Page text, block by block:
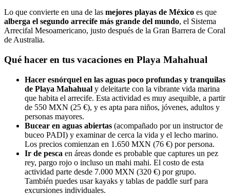
Lo que convierte en una de las mejores playas de México es que
alberga el segundo arrecife más grande del mundo, el Sistema
Arrecifal Mesoamericano, justo después de la Gran Barrera de Coral
de Australia.
Qué hacer en tus vacaciones en Playa Mahahual
Hacer esnórquel en las aguas poco profundas y tranquilas
de Playa Mahahual y deleitarte con la vibrante vida marina
que habita el arrecife. Esta actividad es muy asequible, a partir
de 550 MXN (25 €), y es apta para niños, jóvenes, adultos y
personas mayores.
Bucear en aguas abiertas (acompañado por un instructor de
buceo PADI) y examinar de cerca la vida y el lecho marino.
Los precios comienzan en 1.650 MXN (76 €) por persona.
Ir de pesca en áreas donde es probable que captures un pez
rey, pargo rojo o incluso un mahi mahi. El costo de esta
actividad parte desde 7.000 MXN (320 €) por grupo.
También puedes usar kayaks y tablas de paddle surf para
excursiones individuales.